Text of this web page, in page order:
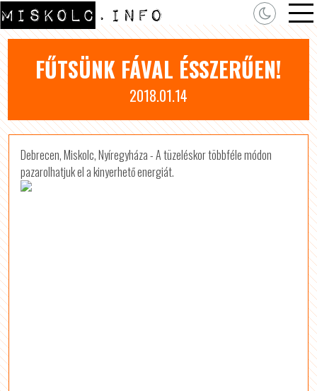
FŰTSÜNK FÁVAL ÉSSZERŰEN!
2018.01.14
Debrecen, Miskolc, Nyíregyháza - A tüzeléskor többféle módon
pazarolhatjuk el a kinyerhető energiát.